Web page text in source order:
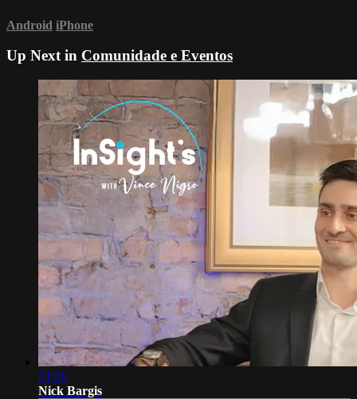
Android iPhone
Up Next in Comunidade e Eventos
01:06
Nick Bargis